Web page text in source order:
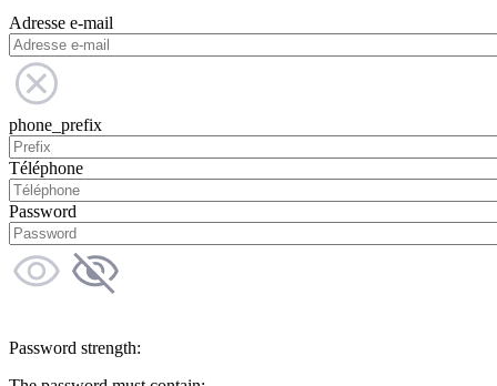
Adresse e-mail
phone_prefix
Téléphone
Password
Password strength: